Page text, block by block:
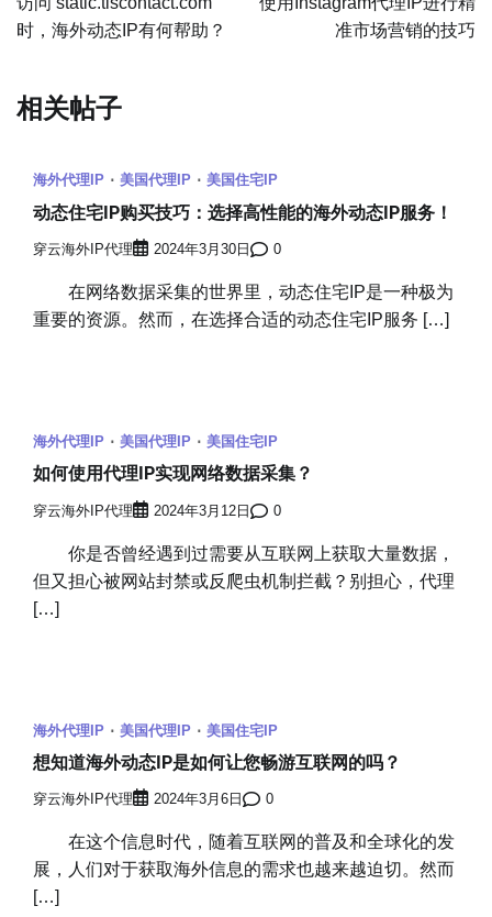
导
时，海外动态IP有何帮助？
准市场营销的技巧
相关帖子
海外代理IP 美国代理IP 美国住宅IP
动态住宅IP购买技巧：选择高性能的海外动态IP服务！
穿云海外IP代理 2024年3月30日 0
在网络数据采集的世界里，动态住宅IP是一种极为
重要的资源。然而，在选择合适的动态住宅IP服务 […]
海外代理IP 美国代理IP 美国住宅IP
如何使用代理IP实现网络数据采集？
穿云海外IP代理 2024年3月12日 0
你是否曾经遇到过需要从互联网上获取大量数据，
但又担心被网站封禁或反爬虫机制拦截？别担心，代理
[…]
海外代理IP 美国代理IP 美国住宅IP
想知道海外动态IP是如何让您畅游互联网的吗？
穿云海外IP代理 2024年3月6日 0
在这个信息时代，随着互联网的普及和全球化的发
展，人们对于获取海外信息的需求也越来越迫切。然而
[…]